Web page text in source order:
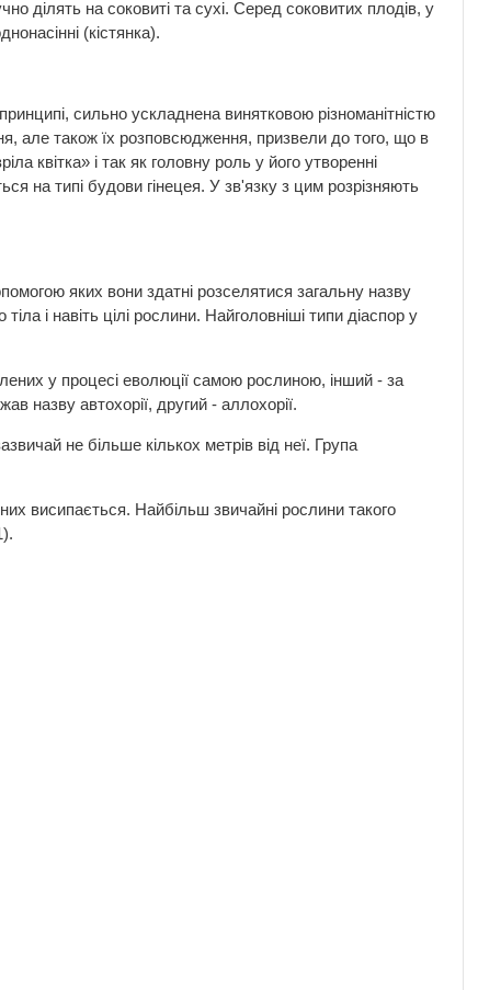
ділять на соковиті та сухі. Серед соковитих плодів, у
(кістянка).
сильно ускладнена винятковою різноманітністю
але також їх розповсюдження, призвели до того, що в
квітка» і так як головну роль у його утворенні
на типі будови гінецея. У зв'язку з цим розрізняють
яких вони здатні розселятися загальну назву
і навіть цілі рослини. Найголовніші типи діаспор у
у процесі еволюції самою рослиною, інший - за
назву автохорії, другий - аллохорії.
не більше кількох метрів від неї. Група
висипається. Найбільш звичайні рослини такого